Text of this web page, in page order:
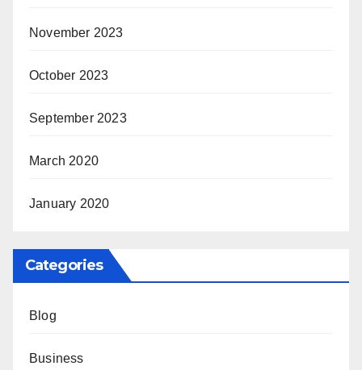
November 2023
October 2023
September 2023
March 2020
January 2020
Categories
Blog
Business